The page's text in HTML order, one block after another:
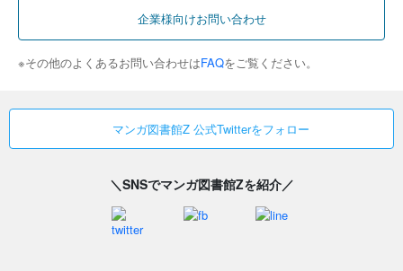
企業様向けお問い合わせ
※その他のよくあるお問い合わせはFAQをご覧ください。
マンガ図書館Z 公式Twitterをフォロー
＼SNSでマンガ図書館Zを紹介／